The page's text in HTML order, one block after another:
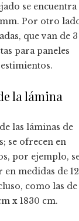
se encuentra
Por otro
que van de 3
para paneles
la lámina
las láminas de
se ofrecen en
por ejemplo,
medidas de
como las de
x 1830 cm.